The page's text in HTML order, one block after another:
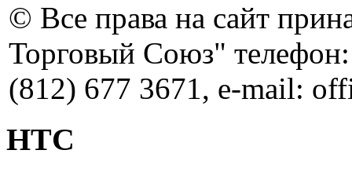
© Все права на сайт
Торговый Союз"
(812) 677 3671, e-mail:
НТС